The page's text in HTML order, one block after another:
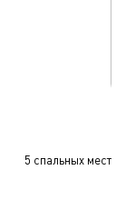
5 спальных мест